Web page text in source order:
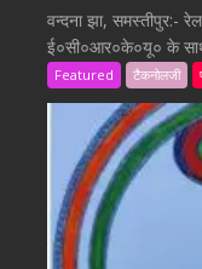
वन्दना झा, समस्तीपुर:-
ई०सी०आर०के०यू० के
Featured टैकनोलजी